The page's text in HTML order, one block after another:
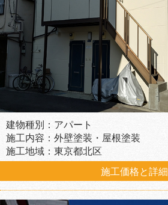
建物種別：アパート
施工内容：外壁塗装・屋根塗装
施工地域：東京都北区
施工価格と詳細